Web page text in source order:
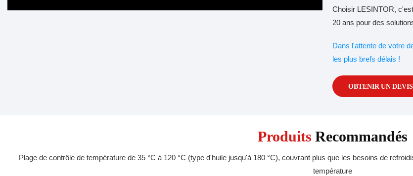
Choisir LESINTOR,
20 ans pour des
Dans l'attente de votre
les plus brefs délais !
OBTENIR UN DEVIS
Produits Recommandés
Plage de contrôle de température de 35 °C à 120 °C (type d'huile jusqu'à 180 °C), couvrant plus que les besoins de
température